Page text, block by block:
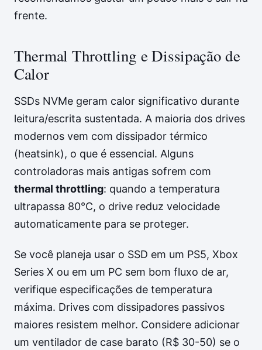
frente.
Thermal Throttling e Dissipação de
Calor
SSDs NVMe geram calor significativo durante
leitura/escrita sustentada. A maioria dos drives
modernos vem com dissipador térmico
(heatsink), o que é essencial. Alguns
controladoras mais antigas sofrem com
thermal throttling: quando a temperatura
ultrapassa 80°C, o drive reduz velocidade
automaticamente para se proteger.
Se você planeja usar o SSD em um PS5, Xbox
Series X ou em um PC sem bom fluxo de ar,
verifique especificações de temperatura
máxima. Drives com dissipadores passivos
maiores resistem melhor. Considere adicionar
um ventilador de case barato (R$ 30-50) se o